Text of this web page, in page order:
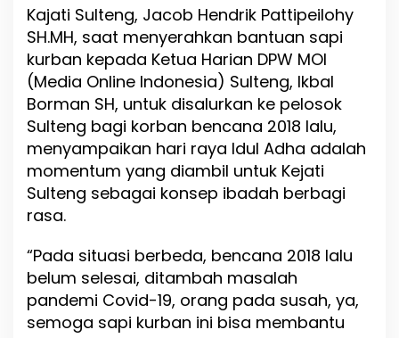
a
a
n
d
e
m
i
k
O
V
9
M
a
i
Kajati Sulteng, Jacob Hendrik Pattipeilohy
SH.MH, saat menyerahkan bantuan sapi
kurban kepada Ketua Harian DPW MOI
(Media Online Indonesia) Sulteng, Ikbal
Borman SH, untuk disalurkan ke pelosok
Sulteng bagi korban bencana 2018 lalu,
menyampaikan hari raya Idul Adha adalah
momentum yang diambil untuk Kejati
Sulteng sebagai konsep ibadah berbagi
rasa.
“Pada situasi berbeda, bencana 2018 lalu
belum selesai, ditambah masalah
pandemi Covid-19, orang pada susah, ya,
semoga sapi kurban ini bisa membantu